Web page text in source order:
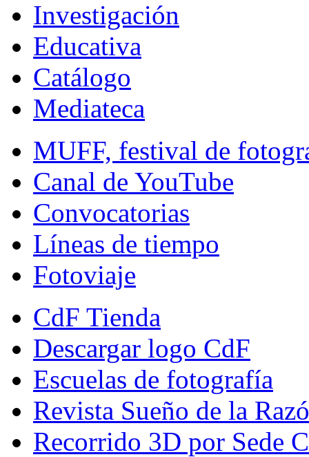
Investigación
Educativa
Catálogo
Mediateca
MUFF, festival de
Canal de YouTube
Convocatorias
Líneas de tiempo
Fotoviaje
CdF Tienda
Descargar logo CdF
Escuelas de fotografía
Revista Sueño de la
Recorrido 3D por Sede